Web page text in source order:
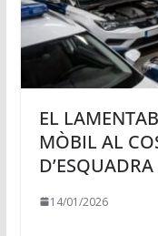
EL
MÒBIL AL
D’ESQUADRA
14/01/2026